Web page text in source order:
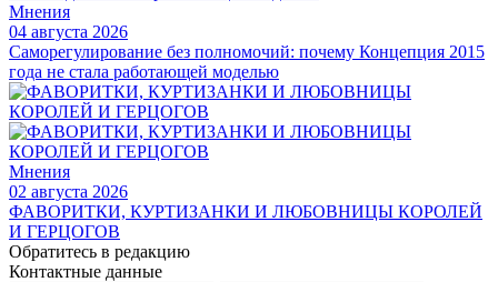
Мнения
04 августа 2026
Саморегулирование без полномочий: почему Концепция 2015
года не стала работающей моделью
Мнения
02 августа 2026
ФАВОРИТКИ, КУРТИЗАНКИ И ЛЮБОВНИЦЫ КОРОЛЕЙ
И ГЕРЦОГОВ
Обратитесь в редакцию
Контактные данные